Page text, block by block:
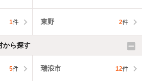
1件 東野 2件
から探す
5件 瑞浪市 12件